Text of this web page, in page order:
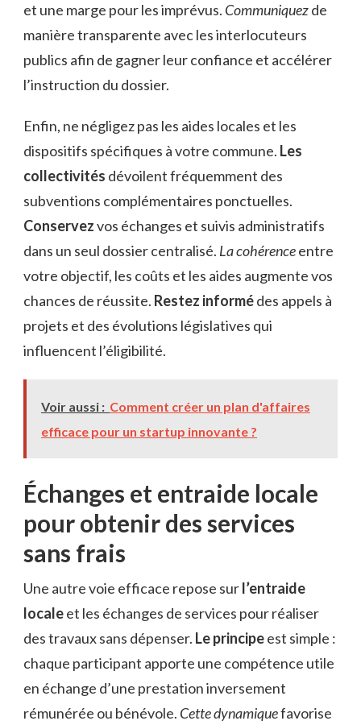
et une marge pour les imprévus. Communiquezde
manière transparente avec les interlocuteurs
publics afin de gagner leur confiance et accélérer
l’instruction du dossier.
Enfin, ne négligez pas les aides locales et les
dispositifs spécifiques à votre commune. Les
collectivités dévoilent fréquemment des
subventions complémentaires ponctuelles.
Conservezvos échanges et suivis administratifs
dans un seul dossier centralisé. La cohérenceentre
votre objectif, les coûts et les aides augmente vos
chances de réussite. Restez informédes appels à
projets et des évolutions législatives qui
influencent l’éligibilité.
Voir aussi : Comment créer un plan d'affaires
efficace pour un startup innovante ?
Échanges et entraide locale
pour obtenir des services
sans frais
Une autre voie efficace repose surl’entraide
localeet les échanges de services pour réaliser
des travaux sans dépenser. Le principeest simple :
chaque participant apporte une compétence utile
en échange d’une prestation inversement
rémunérée ou bénévole. Cette dynamiquefavorise